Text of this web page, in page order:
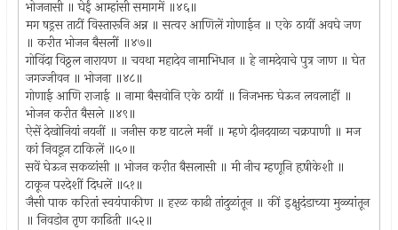
भोजनासी ॥ घेईं आम्हांसी समागमें ॥४६॥
मग षड्रस ताटीं विस्तारूनि अन्न ॥ सत्वर आणिलें गोणाईन ॥ एके ठायीं अवघे जण
॥ करीत भोजन बैसलीं ॥४७॥
गोविंदा विठ्ठल नारायण ॥ चवथा महादेव नामाभिधान ॥ हे नामदेवाचे पुत्र जाण ॥ घेत
जगज्जीवन ॥ भोजना ॥४८॥
गोणाई आणि राजाई ॥ नामा बैसवोनि एके ठायीं ॥ निजभक्त घेऊन लवलाहीं ॥
भोजन करीत बैसले ॥४९॥
ऐसें देखोनियां नयनीं ॥ जनीस कष्ट वाटले मनीं ॥ म्हणे दीनदयाळा चक्रपाणी ॥ मज
कां निवडून टाकिलें ॥५०॥
सवें घेऊन सकळांसी ॥ भोजन करीत बैसलासी ॥ मी नीच म्हणूनि हृषीकेशी ॥
टाकून परदेशीं दिधलें ॥५१॥
जैसी पाक करितां स्वयंपाकीण ॥ हरळ काढी तांदुळांतून ॥ कीं इक्षुदंडाच्या मुळ्यांतून
॥ निवडोन तृण काढिती ॥५२॥